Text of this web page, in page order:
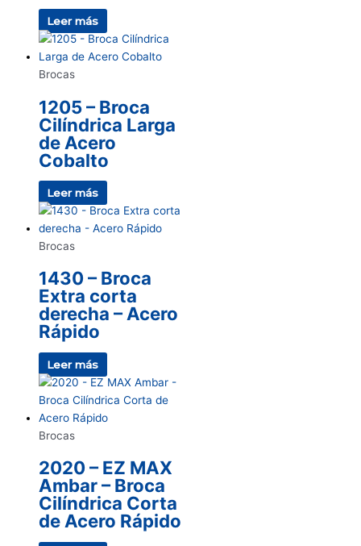
Leer más
Brocas
1205 – Broca
Cilíndrica Larga
de Acero
Cobalto
Leer más
Brocas
1430 – Broca
Extra corta
derecha – Acero
Rápido
Leer más
Brocas
2020 – EZ MAX
Ambar – Broca
Cilíndrica Corta
de Acero Rápido